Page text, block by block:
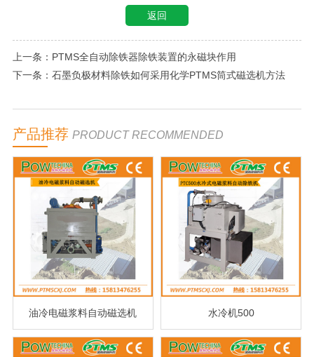
返回
上一条：PTMS全自动除铁器除铁装置的永磁块作用
下一条：石墨负极材料除铁如何采用化学PTMS筒式磁选机方法
产品推荐 PRODUCT RECOMMENDED
油冷电磁浆料自动磁选机 水冷机500